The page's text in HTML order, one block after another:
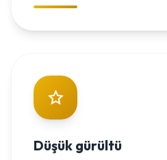
Düşük gürültü